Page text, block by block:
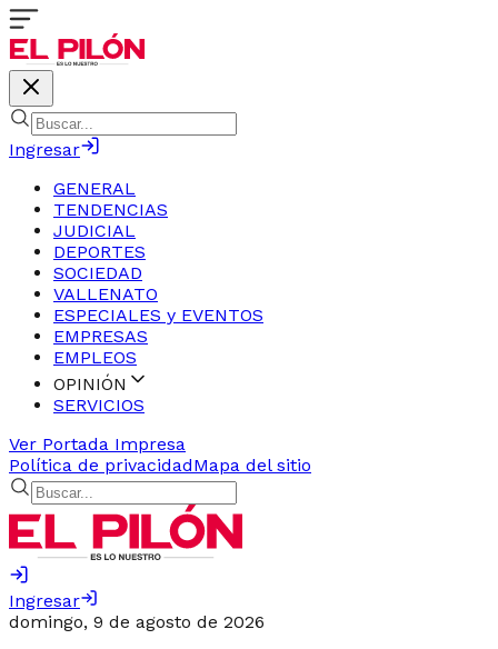
Ingresar
GENERAL
TENDENCIAS
JUDICIAL
DEPORTES
SOCIEDAD
VALLENATO
ESPECIALES y EVENTOS
EMPRESAS
EMPLEOS
OPINIÓN
SERVICIOS
Ver Portada Impresa
Política de privacidadMapa del sitio
Ingresar
domingo, 9 de agosto de 2026